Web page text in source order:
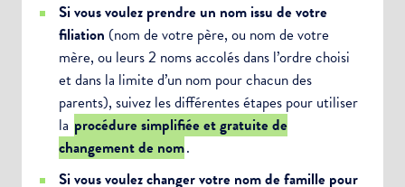
Si vous voulez prendre un nom issu de votre
filiation (nom de votre père, ou nom de votre
mère, ou leurs 2 noms accolés dans l’ordre choisi
et dans la limite d’un nom pour chacun des
parents), suivez les différentes étapes pour utiliser
la procédure simplifiée et gratuite de
changement de nom.
Si vous voulez changer votre nom de famille pour